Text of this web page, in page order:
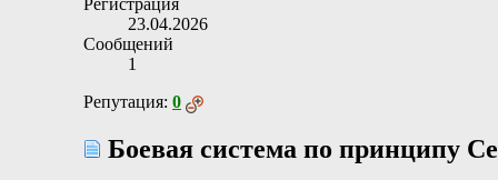
Регистрация
23.04.2026
Сообщений
1
Репутация: 0
Боевая система по принципу